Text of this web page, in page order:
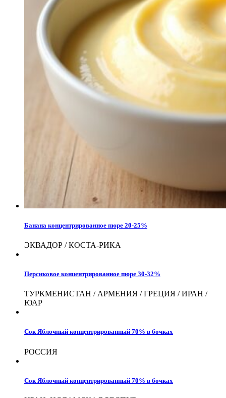
Банана концентрированное пюре 20-25%
ЭКВАДОР / КОСТА-РИКА
Персиковое концентрированное пюре 30-32%
ТУРКМЕНИСТАН / АРМЕНИЯ / ГРЕЦИЯ / ИРАН /
ЮАР
Сок Яблочный концентрированный 70% в бочках
РОССИЯ
Сок Яблочный концентрированный 70% в бочках